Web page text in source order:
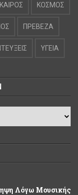
ΚΑΙΡΟΣ ΚΟΣΜΟΣ
ΠΡΕΒΕΖΑ
ΥΓΕΙΑ
Λόγω Μουσικής